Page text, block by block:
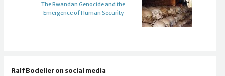
The Rwandan Genocide and the
Emergence of Human Security
Ralf Bodelier on social media